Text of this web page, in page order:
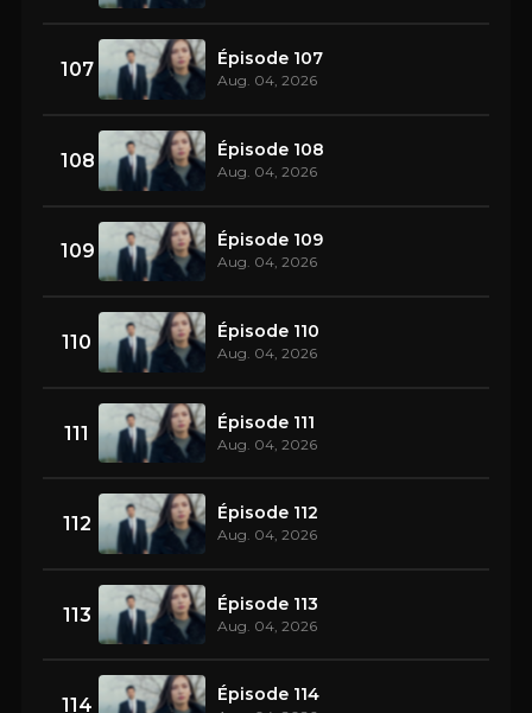
107 Épisode 107
Aug. 04, 2026
108 Épisode 108
Aug. 04, 2026
109 Épisode 109
Aug. 04, 2026
110 Épisode 110
Aug. 04, 2026
111 Épisode 111
Aug. 04, 2026
112 Épisode 112
Aug. 04, 2026
113 Épisode 113
Aug. 04, 2026
114 Épisode 114